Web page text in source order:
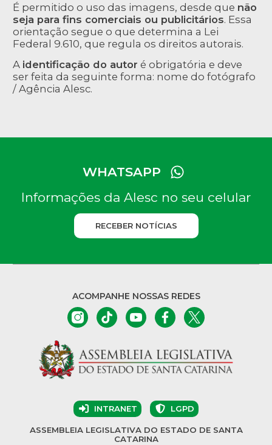
É permitido o uso das imagens, desde que não
seja para fins comerciais ou publicitários. Essa
orientação segue o que determina a Lei
Federal 9.610, que regula os direitos autorais.
A identificação do autor é obrigatória e deve
ser feita da seguinte forma: nome do fotógrafo
/ Agência Alesc.
WHATSAPP
Informações da Alesc no seu celular
RECEBER NOTÍCIAS
ACOMPANHE NOSSAS REDES
INTRANET LGPD
ASSEMBLEIA LEGISLATIVA DO ESTADO DE SANTA
CATARINA